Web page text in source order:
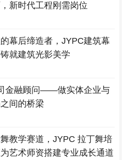
新时代工程刚需岗位
幕后缔造者，JYPC建筑幕
就建筑光影美学
金融顾问——做实体企业与
间的桥梁
教学赛道，JYPC 拉丁舞培
艺术师资搭建专业成长通道